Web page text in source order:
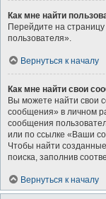
Как мне найти
Перейдите на
пользователя».
Вернуться к началу
Как мне найти свои
Вы можете найти свои
сообщения» в личном
сообщения
или по ссылке «Ваши
Чтобы найти
поиска, заполнив
Вернуться к началу